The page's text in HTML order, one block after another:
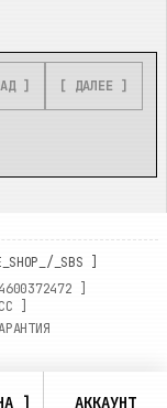
] [ ДАЛЕЕ ]
_SBS
]
] АККАУНТ